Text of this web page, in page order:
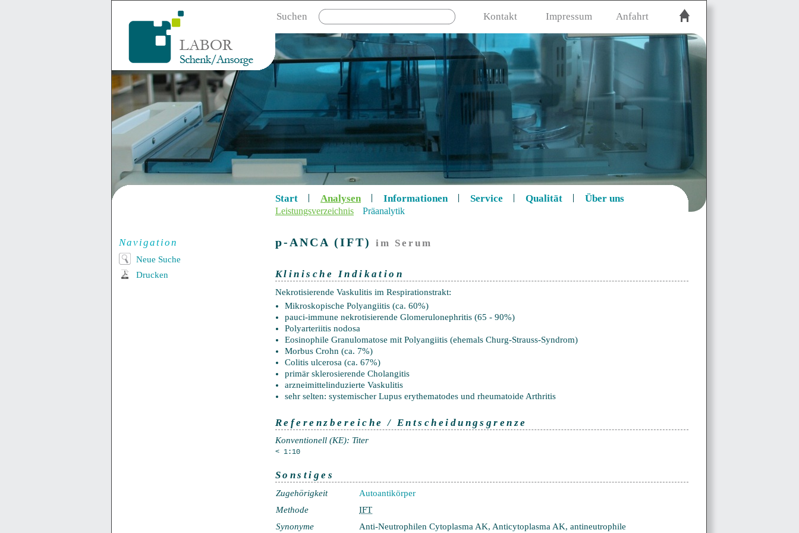
Suchen Kontakt Impressum Anfahrt
Navigation
Neue Suche
Drucken
Start Analysen Informationen Service Qualität Über uns
Leistungsverzeichnis Präanalytik
p-ANCA (IFT) im Serum
Klinische Indikation
Nekrotisierende Vaskulitis im Respirationstrakt:
Mikroskopische Polyangiitis (ca. 60%)
pauci-immune nekrotisierende Glomerulonephritis (65 - 90%)
Polyarteriitis nodosa
Eosinophile Granulomatose mit Polyangiitis (ehemals Churg-Strauss-Syndrom)
Morbus Crohn (ca. 7%)
Colitis ulcerosa (ca. 67%)
primär sklerosierende Cholangitis
arzneimittelinduzierte Vaskulitis
sehr selten: systemischer Lupus erythematodes und rheumatoide Arthritis
Referenzbereiche / Entscheidungsgrenze
Konventionell (KE): Titer
< 1:10
Sonstiges
Zugehörigkeit
Autoantikörper
Methode
IFT
Synonyme
Anti-Neutrophilen Cytoplasma AK, Anticytoplasma AK, antineutrophile